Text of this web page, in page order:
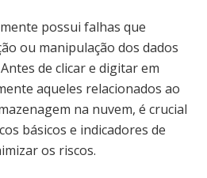
possui falhas que
ou manipulação dos dados
de clicar e digitar em
aqueles relacionados ao
na nuvem, é crucial
básicos e indicadores de
os riscos.